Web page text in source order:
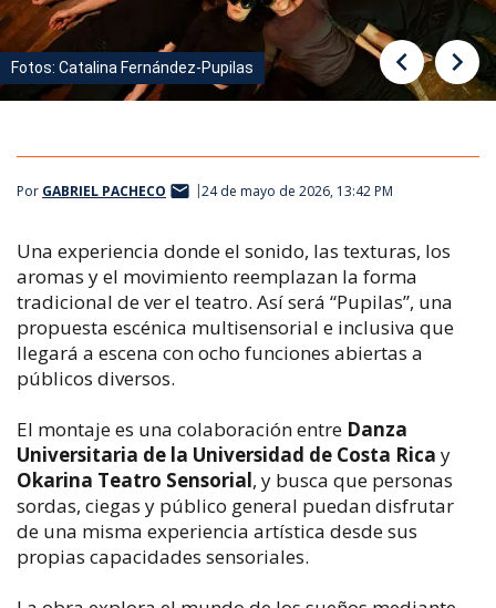
Fotos: Catalina Fernández-Pupilas
Fotos: Catalina Fernández-Pupilas
Fotos: Catalina Fernández-Pupilas
Por GABRIEL PACHECO 24 de mayo de 2026, 13:42 PM
Una experiencia donde el sonido, las texturas, los
aromas y el movimiento reemplazan la forma
tradicional de ver el teatro. Así será “Pupilas”, una
propuesta escénica multisensorial e inclusiva que
llegará a escena con ocho funciones abiertas a
públicos diversos.
El montaje es una colaboración entre Danza
Universitaria de la Universidad de Costa Rica y
Okarina Teatro Sensorial, y busca que personas
sordas, ciegas y público general puedan disfrutar
de una misma experiencia artística desde sus
propias capacidades sensoriales.